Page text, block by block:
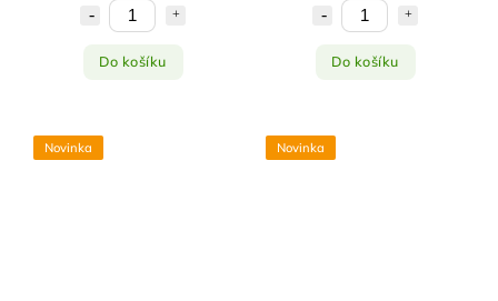
Do košíku Do košíku
Novinka Novinka